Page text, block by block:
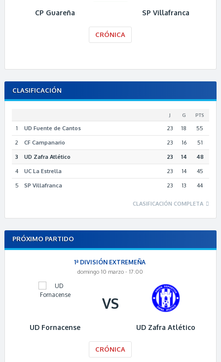
CP Guareña SP Villafranca
CRÓNICA
CLASIFICACIÓN
J G PTS
1 UD Fuente de Cantos 23 18 55
2 CF Campanario 23 16 51
3 UD Zafra Atlético 23 14 48
4 UC La Estrella 23 14 45
5 SP Villafranca 23 13 44
CLASIFICACIÓN COMPLETA
PRÓXIMO PARTIDO
1ª DIVISIÓN EXTREMEÑA
domingo 10 marzo - 17:00
UD Fornacense
VS
UD Zafra Atlético
CRÓNICA